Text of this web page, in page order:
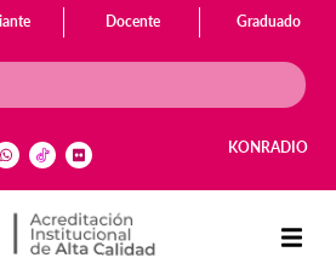
Docente Graduado
KONRADIO